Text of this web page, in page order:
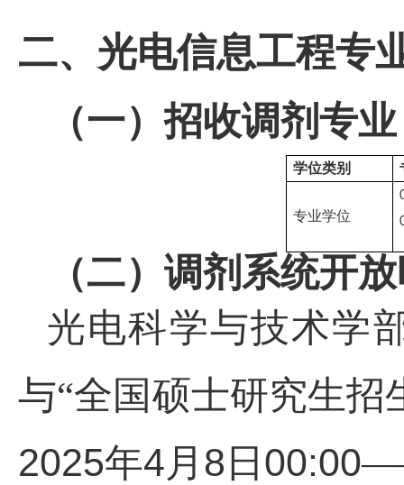
二、光电信息工程专
（一）招收调剂专业
学位类别
专业学位
（二）调剂系统开
光电科学与技术学
与“全国硕士研究生招
2025年4月 8 日 00:00